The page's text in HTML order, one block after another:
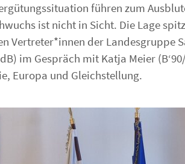
führen zum
ist nicht in Sicht. Die Lage
Vertreter*innen der Landesgruppe
im Gespräch mit Katja Meier
Europa und Gleichstellung.